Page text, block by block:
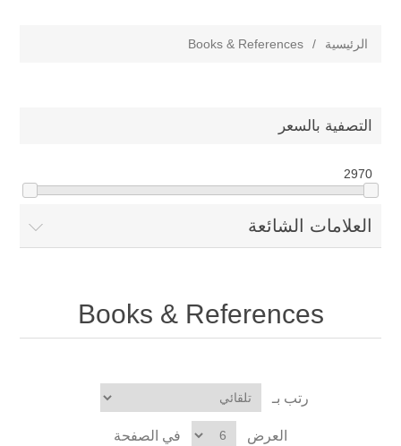
الرئيسية /
Books & References
التصفية بالسعر
2970
العلامات الشائعة
Books & References
رتب بـ
العرض في الصفحة